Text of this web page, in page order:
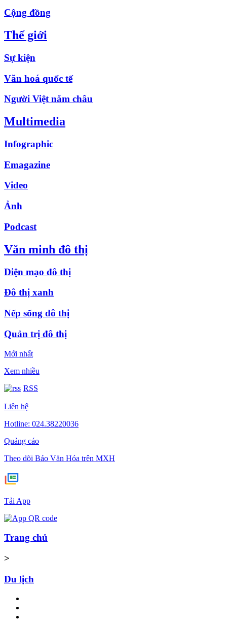
Cộng đồng
Thế giới
Sự kiện
Văn hoá quốc tế
Người Việt năm châu
Multimedia
Infographic
Emagazine
Video
Ảnh
Podcast
Văn minh đô thị
Diện mạo đô thị
Đô thị xanh
Nếp sống đô thị
Quản trị đô thị
Mới nhất
Xem nhiều
RSS
Liên hệ
Hotline: 024.38220036
Quảng cáo
Theo dõi Báo Văn Hóa trên MXH
Tải App
Trang chủ
>
Du lịch